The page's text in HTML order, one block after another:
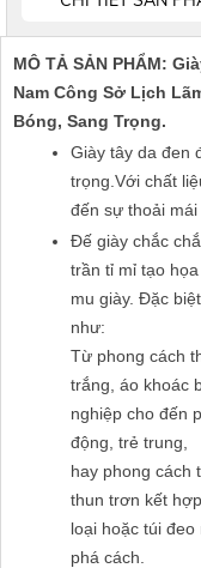
MÔ TẢ SẢN PHẨM:
Nam Công Sở Lịch
Bóng, Sang Trọng.
Giày tây da đen
trọng.Với chất
đến sự thoải mái
Đế giày chắc
trần tỉ mỉ tạo
mu giày. Đặc
như:
Từ phong cách
trắng, áo khoác
nghiệp cho đến
động, trẻ trung,
hay phong cách
thun trơn kết
loại hoặc túi
phá cách.